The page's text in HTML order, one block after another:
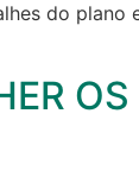
do